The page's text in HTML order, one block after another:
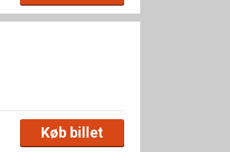
Køb billet